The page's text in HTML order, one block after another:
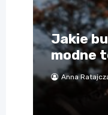
Jakie
modne
Anna